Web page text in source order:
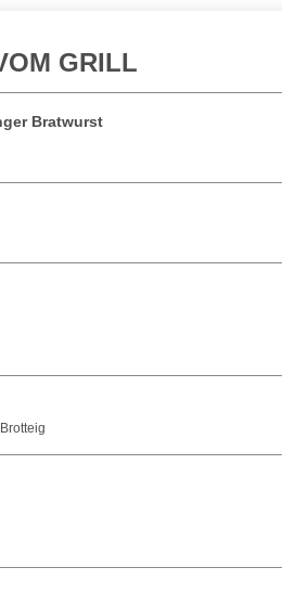
GRILL
Bratwurst